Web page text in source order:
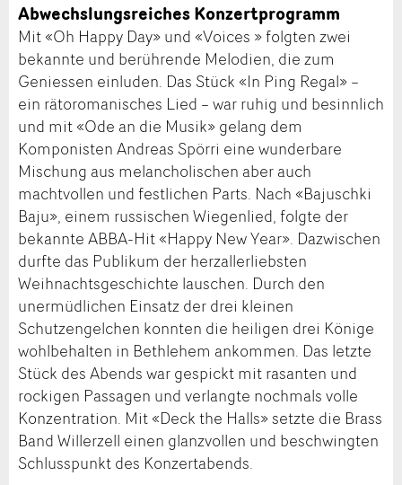
Abwechslungsreiches Konzertprogramm
Mit «Oh Happy Day» und «Voices » folgten zwei
bekannte und berührende Melodien, die zum
Geniessen einluden. Das Stück «In Ping Regal» –
ein rätoromanisches Lied – war ruhig und besinnlich
und mit «Ode an die Musik» gelang dem
Komponisten Andreas Spörri eine wunderbare
Mischung aus melancholischen aber auch
machtvollen und festlichen Parts. Nach «Bajuschki
Baju», einem russischen Wiegenlied, folgte der
bekannte ABBA-Hit «Happy New Year». Dazwischen
durfte das Publikum der herzallerliebsten
Weihnachtsgeschichte lauschen. Durch den
unermüdlichen Einsatz der drei kleinen
Schutzengelchen konnten die heiligen drei Könige
wohlbehalten in Bethlehem ankommen. Das letzte
Stück des Abends war gespickt mit rasanten und
rockigen Passagen und verlangte nochmals volle
Konzentration. Mit «Deck the Halls» setzte die Brass
Band Willerzell einen glanzvollen und beschwingten
Schlusspunkt des Konzertabends.